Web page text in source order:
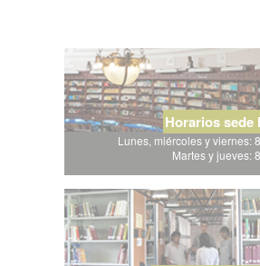
Horarios sede
Lunes, miércoles y viernes:
Martes y jueves: